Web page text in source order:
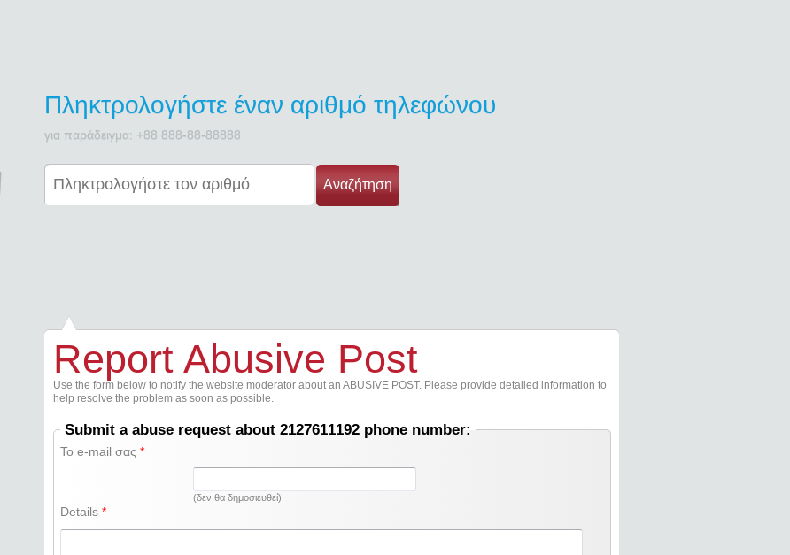
Πληκτρολογήστε έναν αριθμό τηλεφώνου
για παράδειγμα: +88 888-88-88888
Αναζήτηση
Report Abusive Post
Use the form below to notify the website moderator about an ABUSIVE POST. Please provide detailed information to
help resolve the problem as soon as possible.
Submit a abuse request about 2127611192 phone number:
Το e-mail σας*
(δεν θα δημοσιευθεί)
Details*